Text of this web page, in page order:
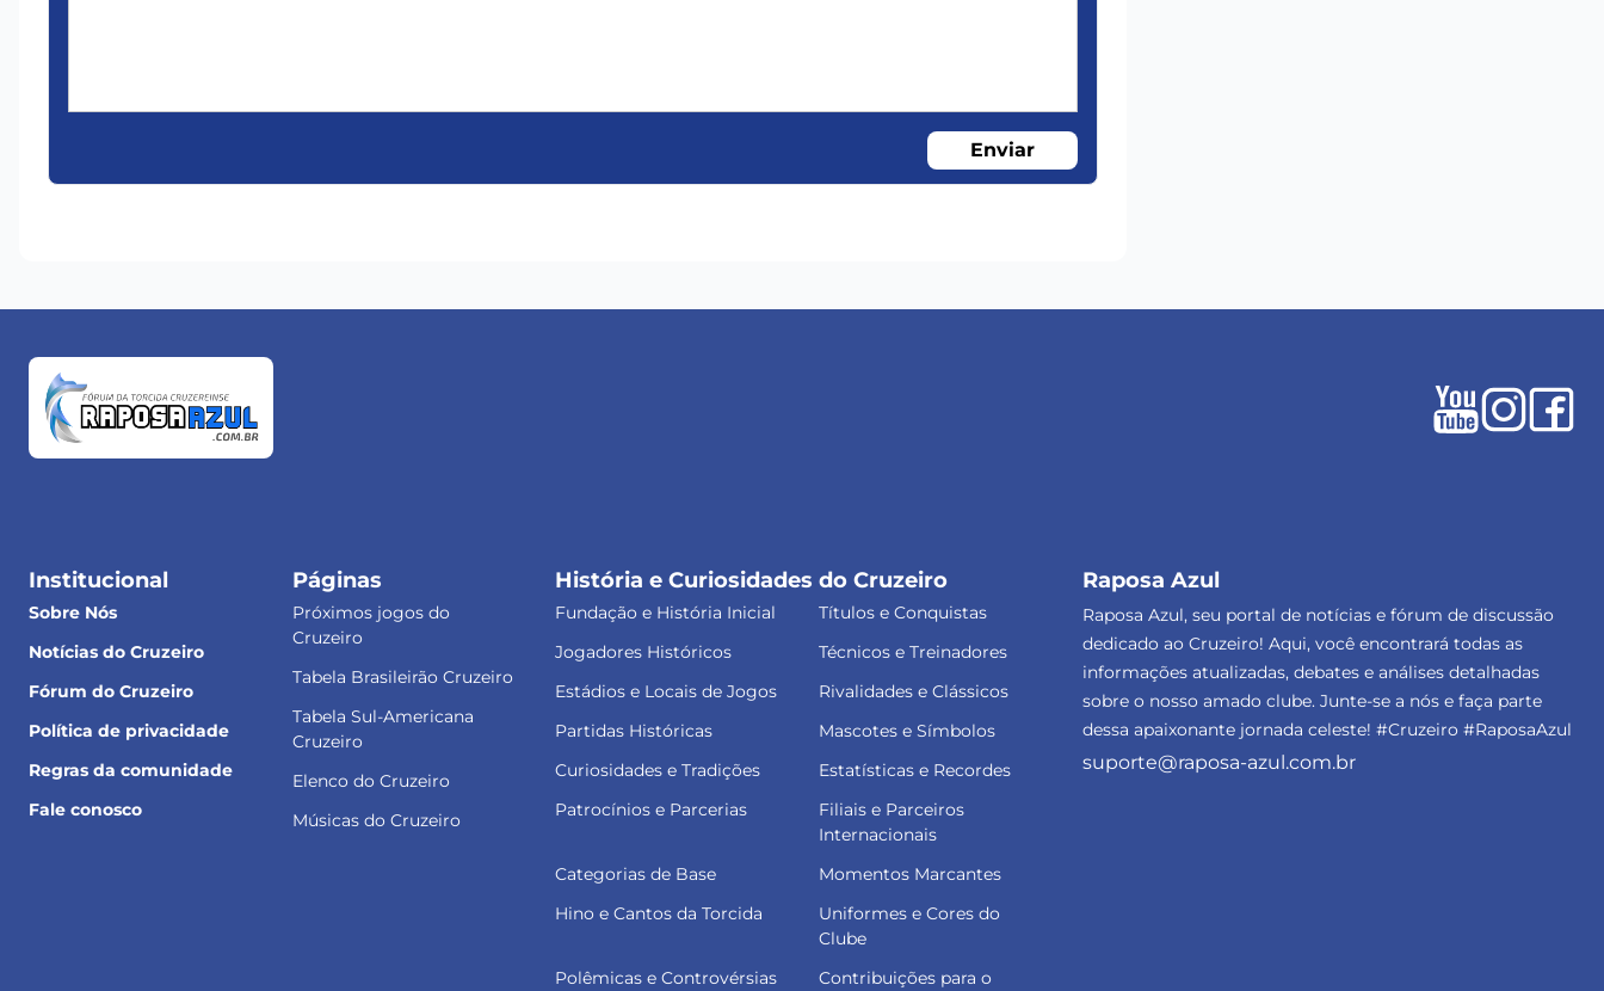
Enviar
Institucional
Sobre Nós
Notícias do Cruzeiro
Fórum do Cruzeiro
Política de privacidade
Regras da comunidade
Fale conosco
Páginas
Próximos jogos do
Cruzeiro
Tabela Brasileirão Cruzeiro
Tabela Sul-Americana
Cruzeiro
Elenco do Cruzeiro
Músicas do Cruzeiro
História e Curiosidades do Cruzeiro
Fundação e História Inicial
Títulos e Conquistas
Jogadores Históricos
Técnicos e Treinadores
Estádios e Locais de Jogos
Rivalidades e Clássicos
Partidas Históricas
Mascotes e Símbolos
Curiosidades e Tradições
Estatísticas e Recordes
Patrocínios e Parcerias
Filiais e Parceiros
Internacionais
Categorias de Base
Momentos Marcantes
Hino e Cantos da Torcida
Uniformes e Cores do
Clube
Polêmicas e Controvérsias
Contribuições para o
Raposa Azul
Raposa Azul, seu portal de notícias e fórum de discussão
dedicado ao Cruzeiro! Aqui, você encontrará todas as
informações atualizadas, debates e análises detalhadas
sobre o nosso amado clube. Junte-se a nós e faça parte
dessa apaixonante jornada celeste! #Cruzeiro #RaposaAzul
suporte@raposa-azul.com.br